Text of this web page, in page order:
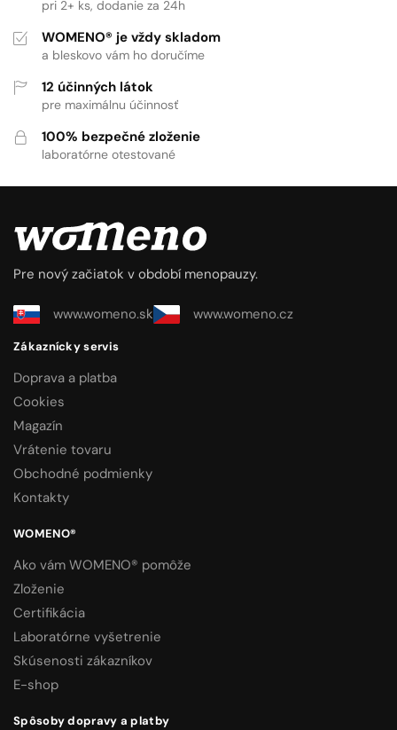
pri 2+ ks, dodanie za 24h
WOMENO® je vždy skladom
a bleskovo vám ho doručíme
12 účinných látok
pre maximálnu účinnosť
100% bezpečné zloženie
laboratórne otestované
Pre nový začiatok v období menopauzy.
www.womeno.sk www.womeno.cz
Zákaznícky servis
Doprava a platba
Cookies
Magazín
Vrátenie tovaru
Obchodné podmienky
Kontakty
WOMENO®
Ako vám WOMENO® pomôže
Zloženie
Certifikácia
Laboratórne vyšetrenie
Skúsenosti zákazníkov
E-shop
Spôsoby dopravy a platby